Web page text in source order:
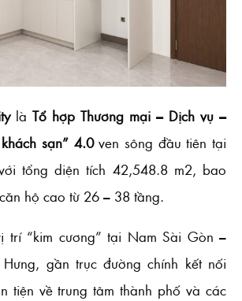
là Tổ hợp Thương mại – Dịch vụ –
sạn” 4.0ven sông đầu tiên tại
tổng diện tích 42,548.8 m2, bao
hộ cao từ 26 – 38 tầng.
trí “kim cương” tại Nam Sài Gòn –
gần trục đường chính kết nối
tiện về trung tâm thành phố và các